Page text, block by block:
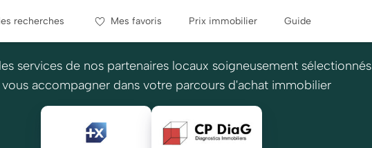
recherches Mes favoris Prix immobilier Guide
services de nos partenaires locaux soigneusement sélectionnés
accompagner dans votre parcours d'achat immobilier